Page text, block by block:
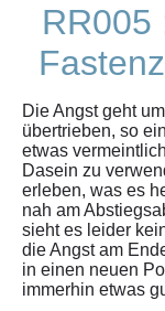
RR005
Die Angst geht
übertrieben, so
etwas
Dasein zu
erleben, was es
nah am
sieht es leider
die Angst am
in einen neuen
immerhin etwas